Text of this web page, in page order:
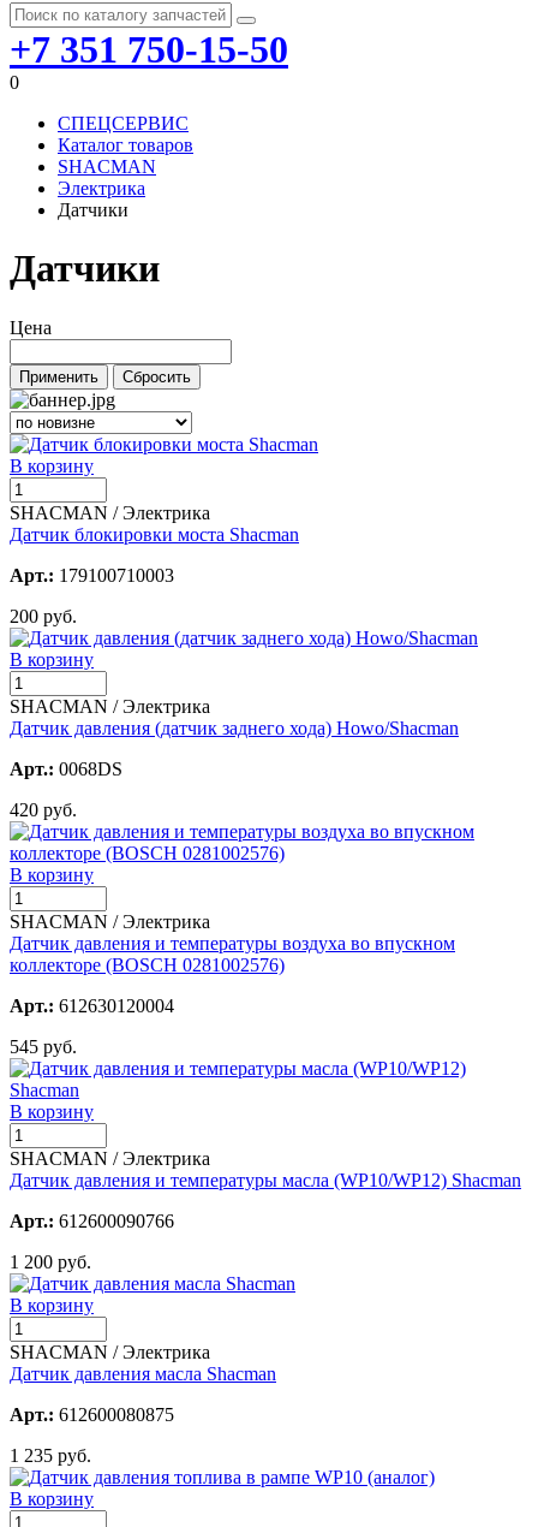
+7 351 750-15-50
0
СПЕЦСЕРВИС
Каталог товаров
SHACMAN
Электрика
Датчики
Датчики
Цена
В корзину
SHACMAN / Электрика
Датчик блокировки моста Shacman
Арт.: 179100710003
200 руб.
В корзину
SHACMAN / Электрика
Датчик давления (датчик заднего хода) Howo/Shacman
Арт.: 0068DS
420 руб.
В корзину
SHACMAN / Электрика
Датчик давления и температуры воздуха во впускном
коллекторе (BOSCH 0281002576)
Арт.: 612630120004
545 руб.
В корзину
SHACMAN / Электрика
Датчик давления и температуры масла (WP10/WP12) Shacman
Арт.: 612600090766
1 200 руб.
В корзину
SHACMAN / Электрика
Датчик давления масла Shacman
Арт.: 612600080875
1 235 руб.
В корзину